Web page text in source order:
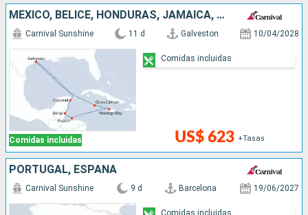
MÉXICO, BELICE, HONDURAS, JAMAICA, ISLAS CAIMÁN, ESTADOS UNIDOS
Comidas incluidas
Carnival Sunshine 11 d Galveston 10/04/2028
US$ 623 +Tasas
Comidas incluidas
PORTUGAL, ESPAÑA
Carnival Sunshine 9 d Barcelona 19/06/2027
Comidas incluidas